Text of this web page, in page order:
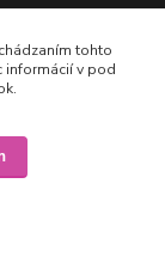
práva vyhradené
tohto
informácií v pod